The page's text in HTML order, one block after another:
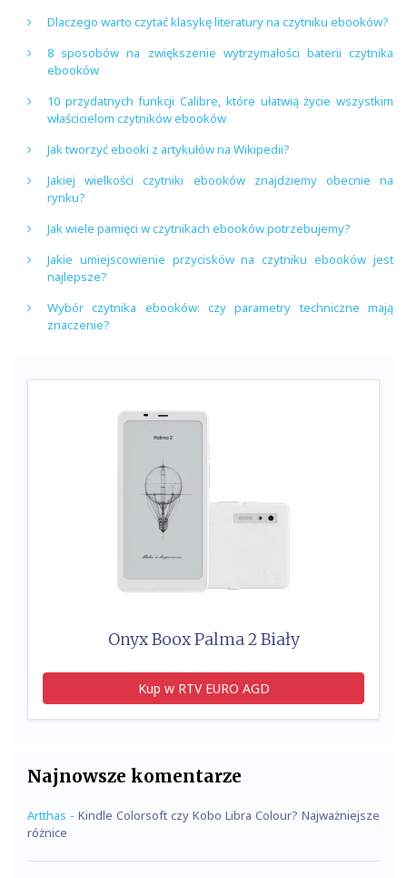
Dlaczego warto czytać klasykę literatury na czytniku ebooków?
8 sposobów na zwiększenie wytrzymałości baterii czytnika
ebooków
10 przydatnych funkcji Calibre, które ułatwią życie wszystkim
właścicielom czytników ebooków
Jak tworzyć ebooki z artykułów na Wikipedii?
Jakiej wielkości czytniki ebooków znajdziemy obecnie na
rynku?
Jak wiele pamięci w czytnikach ebooków potrzebujemy?
Jakie umiejscowienie przycisków na czytniku ebooków jest
najlepsze?
Wybór czytnika ebooków: czy parametry techniczne mają
znaczenie?
Onyx Boox Palma 2 Biały
Kup w RTV EURO AGD
Najnowsze komentarze
Artthas - Kindle Colorsoft czy Kobo Libra Colour? Najważniejsze
różnice